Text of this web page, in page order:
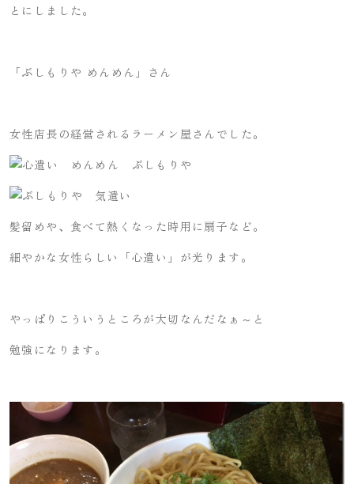
とにしました。
「ぶしもりや めんめん」さん
女性店長の経営されるラーメン屋さんでした。
髪留めや、食べて熱くなった時用に扇子など。
細やかな女性らしい「心遣い」が光ります。
やっぱりこういうところが大切なんだなぁ～と
勉強になります。